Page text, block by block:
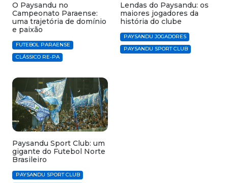
O Paysandu no
Campeonato Paraense:
uma trajetória de domínio
e paixão
FUTEBOL PARAENSE
CLÁSSICO RE-PA
Lendas do Paysandu: os
maiores jogadores da
história do clube
PAYSANDU JOGADORES
PAYSANDU SPORT CLUB
Paysandu Sport Club: um
gigante do Futebol Norte
Brasileiro
PAYSANDU SPORT CLUB